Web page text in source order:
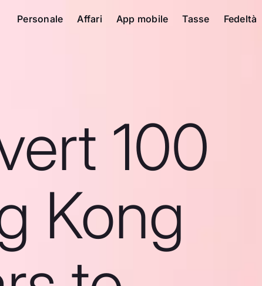
Personale Affari App mobile Tasse Fedeltà
100
Kong